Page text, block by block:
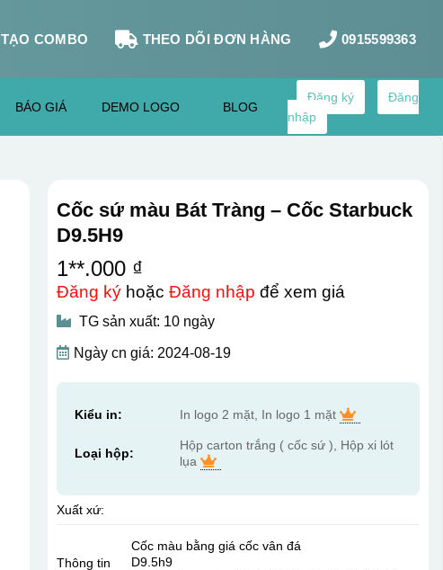
TẠO COMBO THEO DÕI ĐƠN HÀNG 0915599363
BÁO GIÁ DEMO LOGO BLOG
Đăng ký
Đăng
nhập
Cốc sứ màu Bát Tràng – Cốc Starbuck
D9.5H9
1**.000 ₫
Đăng kýhoặc Đăng nhập để xem giá
TG sản xuất: 10 ngày
Ngày cn giá: 2024-08-19
Kiểu in: In logo 2 mặt, In logo 1 mặt
Loại hộp:
Hộp carton trắng ( cốc sứ ), Hộp xi lót
lụa
Xuất xứ:
Thông tin
Cốc màu bằng giá cốc vân đá
D9.5h9